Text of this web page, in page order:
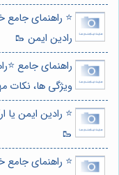
⭐️ راهنمای جامع
رادین ایمن 🥾
راهنمای جامع
ویژگی ها، نکات
⭐️ رادین ایمن
🥾
⭐️ راهنمای